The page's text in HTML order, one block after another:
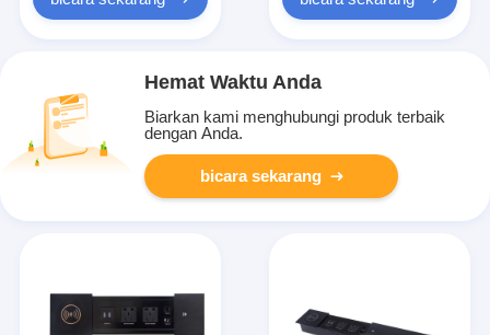
Hemat Waktu Anda
Biarkan kami menghubungi produk terbaik
dengan Anda.
bicara sekarang